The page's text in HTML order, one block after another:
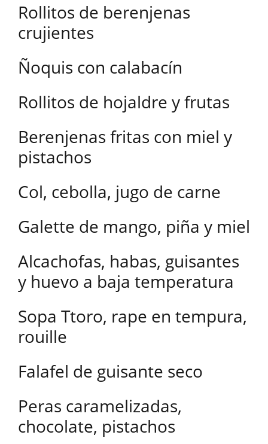
Rollitos de berenjenas
crujientes
Ñoquis con calabacín
Rollitos de hojaldre y frutas
Berenjenas fritas con miel y
pistachos
Col, cebolla, jugo de carne
Galette de mango, piña y miel
Alcachofas, habas, guisantes
y huevo a baja temperatura
Sopa Ttoro, rape en tempura,
rouille
Falafel de guisante seco
Peras caramelizadas,
chocolate, pistachos